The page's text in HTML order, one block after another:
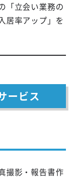
「立会い業務の
居率アップ」を
ービス
撮影・報告書作